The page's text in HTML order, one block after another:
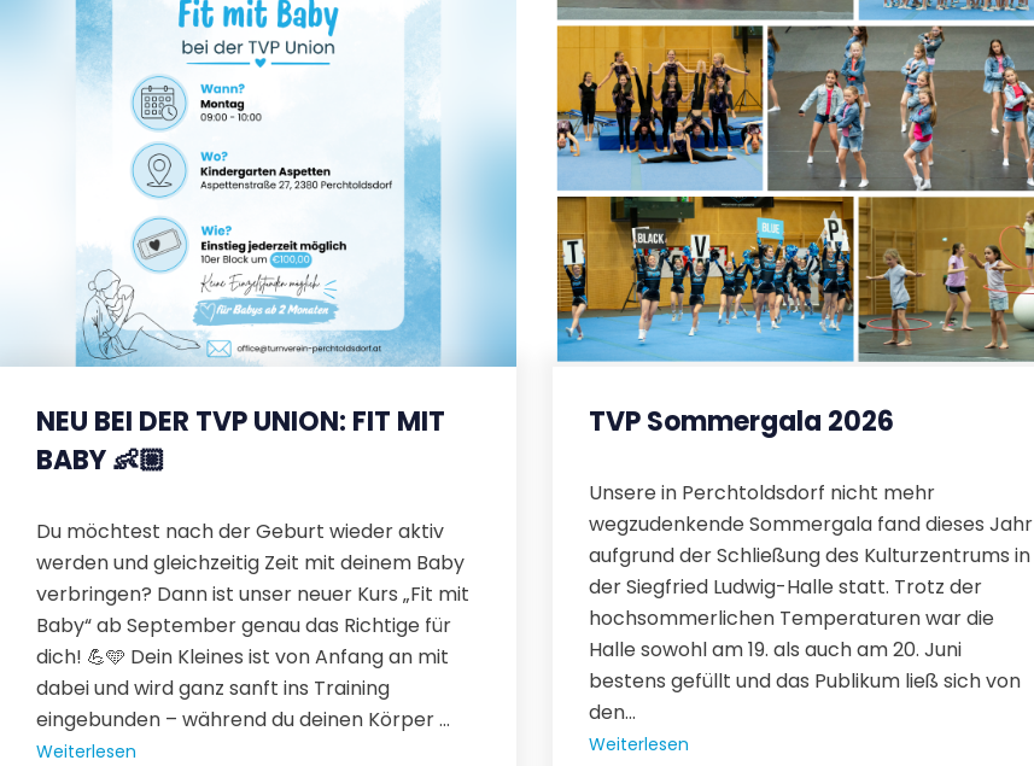
NEU BEI DER TVP UNION: FIT MIT
BABY 👶🏼
Du möchtest nach der Geburt wieder aktiv
werden und gleichzeitig Zeit mit deinem Baby
verbringen? Dann ist unser neuer Kurs „Fit mit
Baby“ ab September genau das Richtige für
dich! 💪🩵 Dein Kleines ist von Anfang an mit
dabei und wird ganz sanft ins Training
eingebunden – während du deinen Körper ...
Weiterlesen
TVP Sommergala 2026
Unsere in Perchtoldsdorf nicht mehr
wegzudenkende Sommergala fand dieses Jahr
aufgrund der Schließung des Kulturzentrums in
der Siegfried Ludwig-Halle statt. Trotz der
hochsommerlichen Temperaturen war die
Halle sowohl am 19. als auch am 20. Juni
bestens gefüllt und das Publikum ließ sich von
den...
Weiterlesen